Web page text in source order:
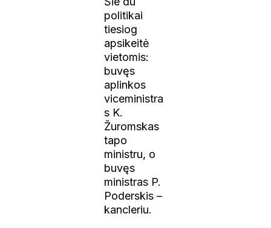
politikai
tiesiog
apsikeitė
vietomis:
buvęs
aplinkos
viceministra
s K.
Žuromskas
tapo
ministru, o
buvęs
ministras P.
Poderskis –
kancleriu.